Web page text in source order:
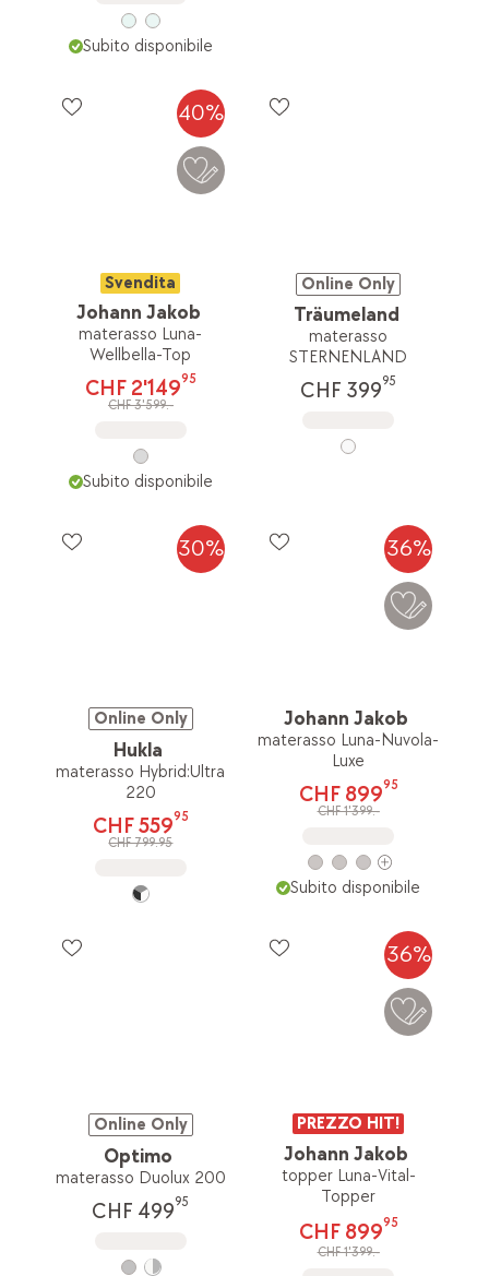
Subito disponibile
40%
Svendita
Johann Jakob
materasso Luna-
Wellbella-Top
CHF 2'14995
CHF 3'599.-
Subito disponibile
Online Only
Träumeland
materasso
STERNENLAND
CHF 39995
30%
Online Only
Hukla
materasso Hybrid:Ultra
220
CHF 55995
CHF 799.95
36%
Johann Jakob
materasso Luna-Nuvola-
Luxe
CHF 89995
CHF 1'399.-
Subito disponibile
Online Only
Optimo
materasso Duolux 200
CHF 49995
36%
PREZZO HIT!
Johann Jakob
topper Luna-Vital-
Topper
CHF 89995
CHF 1'399.-